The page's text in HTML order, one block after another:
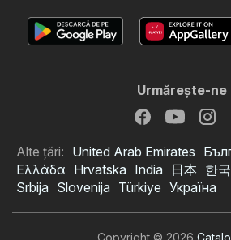
Urmăreşte-ne
Alte țări: United Arab Emirates
Ελλάδα Hrvatska India 日本 한국
Srbija Slovenija Türkiye Україна
Copyright © 2026